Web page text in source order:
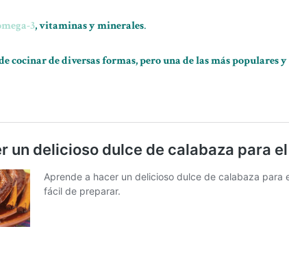
3, vitaminas y minerales.
cocinar de diversas formas, pero una de las más